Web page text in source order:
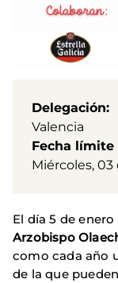
Delegación
Valencia
Fecha
Miércoles,
El día 5 de
Arzobispo
como cada año
de la que